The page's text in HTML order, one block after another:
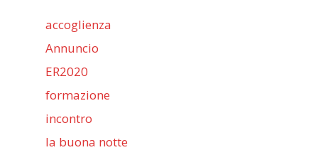
accoglienza
Annuncio
ER2020
formazione
incontro
la buona notte